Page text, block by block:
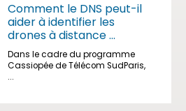
Comment le DNS peut-il
aider à identifier les
drones à distance ...
Dans le cadre du programme
Cassiopée de Télécom SudParis,
...